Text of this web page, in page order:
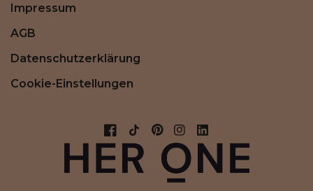
Impressum
AGB
Datenschutzerklärung
Cookie-Einstellungen